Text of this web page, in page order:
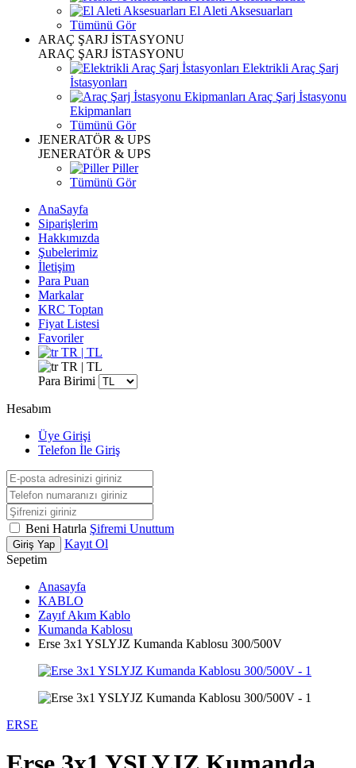
El Aleti Aksesuarları
Tümünü Gör
ARAÇ ŞARJ İSTASYONU
ARAÇ ŞARJ İSTASYONU
Elektrikli Araç Şarj
İstasyonları
Araç Şarj İstasyonu
Ekipmanları
Tümünü Gör
JENERATÖR & UPS
JENERATÖR & UPS
Piller
Tümünü Gör
AnaSayfa
Siparişlerim
Hakkımızda
Şubelerimiz
İletişim
Para Puan
Markalar
KRC Toptan
Fiyat Listesi
Favoriler
TR | TL
TR | TL
Para Birimi
Hesabım
Üye Girişi
Telefon İle Giriş
Beni Hatırla Şifremi Unuttum
Giriş Yap
Kayıt Ol
Sepetim
Anasayfa
KABLO
Zayıf Akım Kablo
Kumanda Kablosu
Erse 3x1 YSLYJZ Kumanda Kablosu 300/500V
ERSE